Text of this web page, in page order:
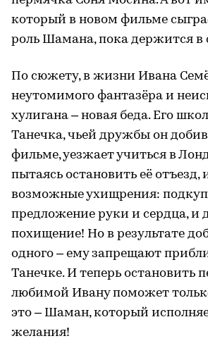
который в новом фильме
роль Шамана, пока держится в
По сюжету, в жизни Ивана
неутомимого фантазёра и
хулигана – новая беда. Его
Танечка, чьей дружбы он
фильме, уезжает учиться в
пытаясь остановить её отъезд,
возможные ухищрения: подкуп
предложение руки и сердца, и
похищение! Но в результате
одного – ему запрещают
Танечке. И теперь остановить
любимой Ивану поможет
это – Шаман, который
желания!